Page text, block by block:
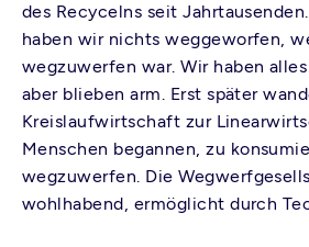
des Recycelns seit
haben wir nichts weggeworfen,
wegzuwerfen war. Wir haben
aber blieben arm. Erst später
Kreislaufwirtschaft zur
Menschen begannen, zu
wegzuwerfen. Die
wohlhabend, ermöglicht durch